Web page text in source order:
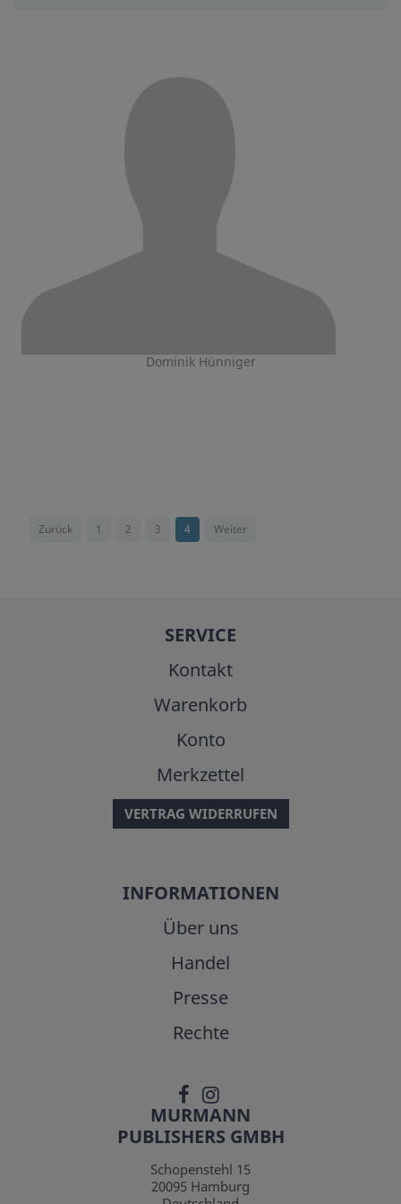
Dominik Hünniger
Zurück 1 2 3 4 Weiter
SERVICE
Kontakt
Warenkorb
Konto
Merkzettel
VERTRAG WIDERRUFEN
INFORMATIONEN
Über uns
Handel
Presse
Rechte
MURMANN
PUBLISHERS GMBH
Schopenstehl 15
20095 Hamburg